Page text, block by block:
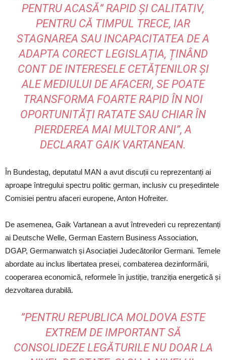
PENTRU ACASĂ” RAPID ȘI CALITATIV,
PENTRU CĂ TIMPUL TRECE, IAR
STAGNAREA SAU INCAPACITATEA DE A
ADAPTA CORECT LEGISLAȚIA, ȚINÂND
CONT DE INTERESELE CETĂȚENILOR ȘI
ALE MEDIULUI DE AFACERI, SE POATE
TRANSFORMA FOARTE RAPID ÎN NOI
OPORTUNITĂȚI RATATE SAU CHIAR ÎN
PIERDEREA MAI MULTOR ANI”, A
DECLARAT GAIK VARTANEAN.
În Bundestag, deputatul MAN a avut discuții cu reprezentanți ai
aproape întregului spectru politic german, inclusiv cu președintele
Comisiei pentru afaceri europene, Anton Hofreiter.
De asemenea, Gaik Vartanean a avut întrevederi cu reprezentanți
ai Deutsche Welle, German Eastern Business Association,
DGAP, Germanwatch și Asociației Judecătorilor Germani. Temele
abordate au inclus libertatea presei, combaterea dezinformării,
cooperarea economică, reformele în justiție, tranziția energetică și
dezvoltarea durabilă.
”PENTRU REPUBLICA MOLDOVA ESTE
EXTREM DE IMPORTANT SĂ
CONSOLIDEZE LEGĂTURILE NU DOAR LA